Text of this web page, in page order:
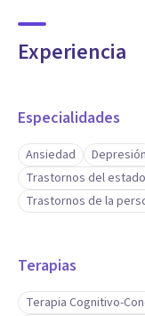
Experiencia
Especialidades
Ansiedad Depresión
Trastornos del
Trastornos de la
Terapias
Terapia Cognitivo-